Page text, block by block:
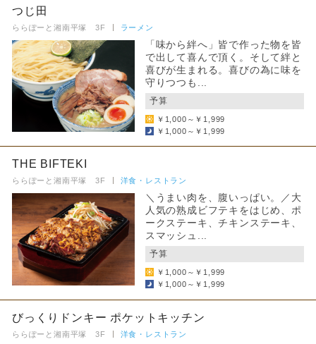
つじ田
ららぽーと湘南平塚 3F ラーメン
「味から絆へ」皆で作った物を皆
で出して喜んで頂く。そして絆と
喜びが生まれる。喜びの為に味を
守りつつも...
予算
￥1,000～￥1,999
￥1,000～￥1,999
THE BIFTEKI
ららぽーと湘南平塚 3F 洋食・レストラン
＼うまい肉を、腹いっぱい。／大
人気の熟成ビフテキをはじめ、ポ
ークステーキ、チキンステーキ、
スマッシュ...
予算
￥1,000～￥1,999
￥1,000～￥1,999
びっくりドンキー ポケットキッチン
ららぽーと湘南平塚 3F 洋食・レストラン